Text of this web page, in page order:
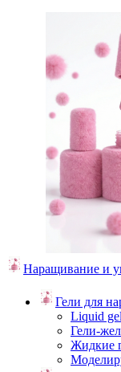
Наращивание и
Гели для
Liquid
Гели-
Жидкие